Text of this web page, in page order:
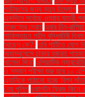
পর্যটকদের জন্য নতুন উদ্যোগ
একদিনে সর্বোচ্চ ওমরাহ যাত্রী
তারুণ্যের দ্রোহ এবার চীন-
পাকিস্তানে শহীদ বুদ্ধিজীবী
আছেন কে?. এবি পার্টিতে যোগ
অ্যাম্বুলেন্সে ঢাকার হজরত
খালেদা জিয়া এশিয়াটিক
ও সমমান পরীক্ষা শুরু হবে ১০
এ্যানিকে পাঠানো হচ্ছে বিশ্ব
নেয় পুলিশ ওয়ালটন ফ্রিজ কিনে